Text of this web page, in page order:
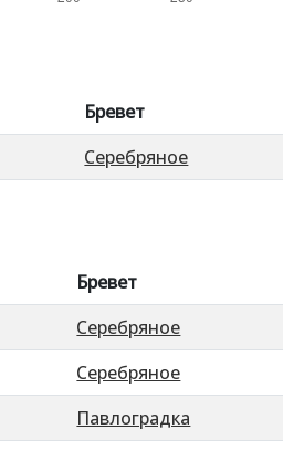
Бревет
Серебряное
Бревет
Серебряное
Серебряное
Павлоградка